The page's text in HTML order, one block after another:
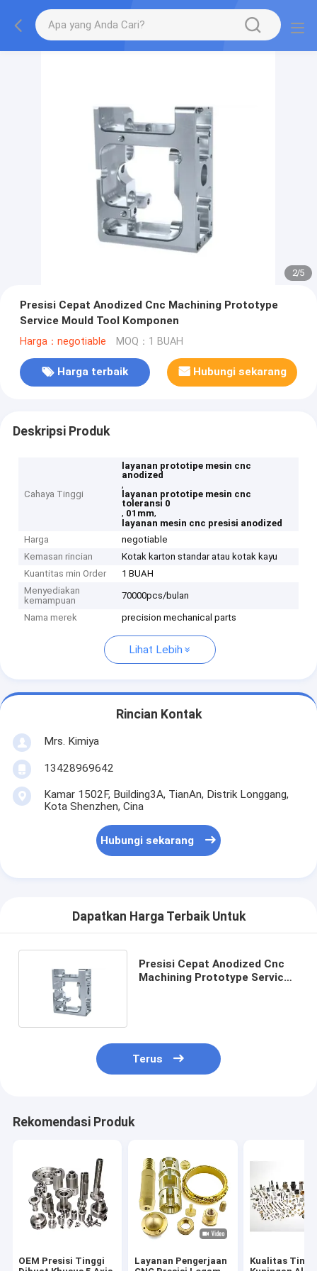
2/5
Presisi Cepat Anodized Cnc Machining Prototype
Service Mould Tool Komponen
Harga：negotiable MOQ：1 BUAH
Harga terbaik Hubungi sekarang
Deskripsi Produk
Cahaya Tinggi
layanan prototipe mesin cnc
anodized
,
layanan prototipe mesin cnc
toleransi 0
, 01mm,
layanan mesin cnc presisi anodized
Harga
negotiable
Kemasan rincian
Kotak karton standar atau kotak kayu
Kuantitas min Order
1 BUAH
Menyediakan
kemampuan
70000pcs/bulan
Nama merek precision mechanical parts
Lihat Lebih
Rincian Kontak
Mrs. Kimiya
13428969642
Kamar 1502F, Building3A, TianAn, Distrik Longgang,
Kota Shenzhen, Cina
Hubungi sekarang
Dapatkan Harga Terbaik Untuk
Presisi Cepat Anodized Cnc
Machining Prototype Service
Terus
Rekomendasi Produk
OEM Presisi Tinggi
Layanan Pengerjaan
Kualitas